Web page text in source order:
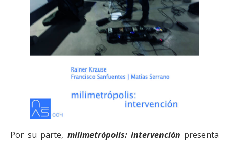
Por su parte, milimetrópolis: intervención presenta